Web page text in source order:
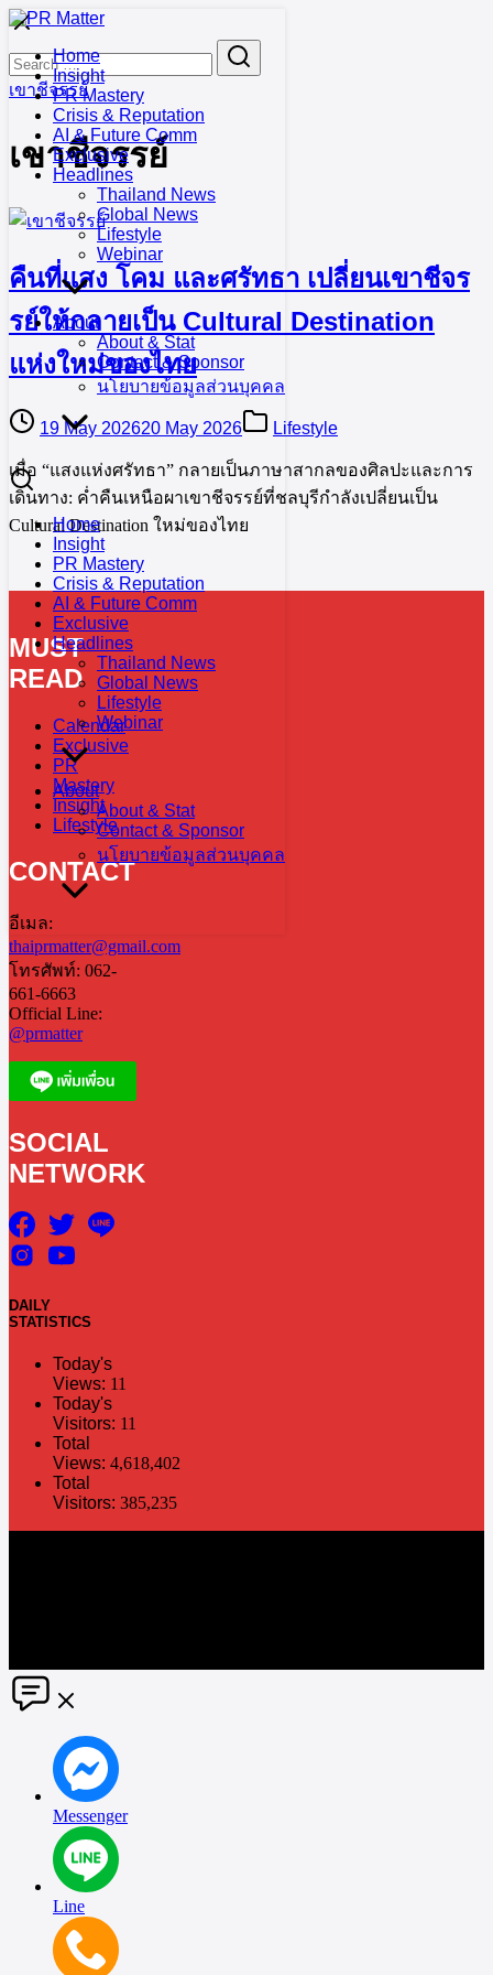
Skip
contentHome
Insight
PR Mastery
Crisis & Reputation
AI & Future Comm
Exclusive
Headlines
Thailand News
Global News
Lifestyle
Webinar
About
About & Stat
Contact & Sponsor
นโยบายข้อมูลส่วนบุคคล
Home
Insight
PR Mastery
Crisis & Reputation
AI & Future Comm
Exclusive
Headlines
Thailand News
Global News
Lifestyle
Webinar
About
About & Stat
Contact & Sponsor
นโยบายข้อมูลส่วนบุคคล
Search
for:
เขาชีจรรย์
เขาชีจรรย์
คืนที่แสง โคม และศรัทธา เปลี่ยนเขาชีจร
รย์ให้กลายเป็น Cultural Destination
แห่งใหม่ของไทย
19 May 202620 May 2026 Lifestyle
เมื่อ “แสงแห่งศรัทธา” กลายเป็นภาษาสากลของศิลปะและการ
เดินทาง: ค่ำคืนเหนือผาเขาชีจรรย์ที่ชลบุรีกำลังเปลี่ยนเป็น
Cultural Destination ใหม่ของไทย
MUST
READ
Calendar
Exclusive
PR
Mastery
Insight
Lifestyle
CONTACT
อีเมล:
thaiprmatter@gmail.com
โทรศัพท์: 062-
661-6663
Official Line:
@prmatter
SOCIAL
NETWORK
DAILY
STATISTICS
Today's
Views: 11
Today's
Visitors: 11
Total
Views: 4,618,402
Total
Visitors: 385,235
Messenger
Line